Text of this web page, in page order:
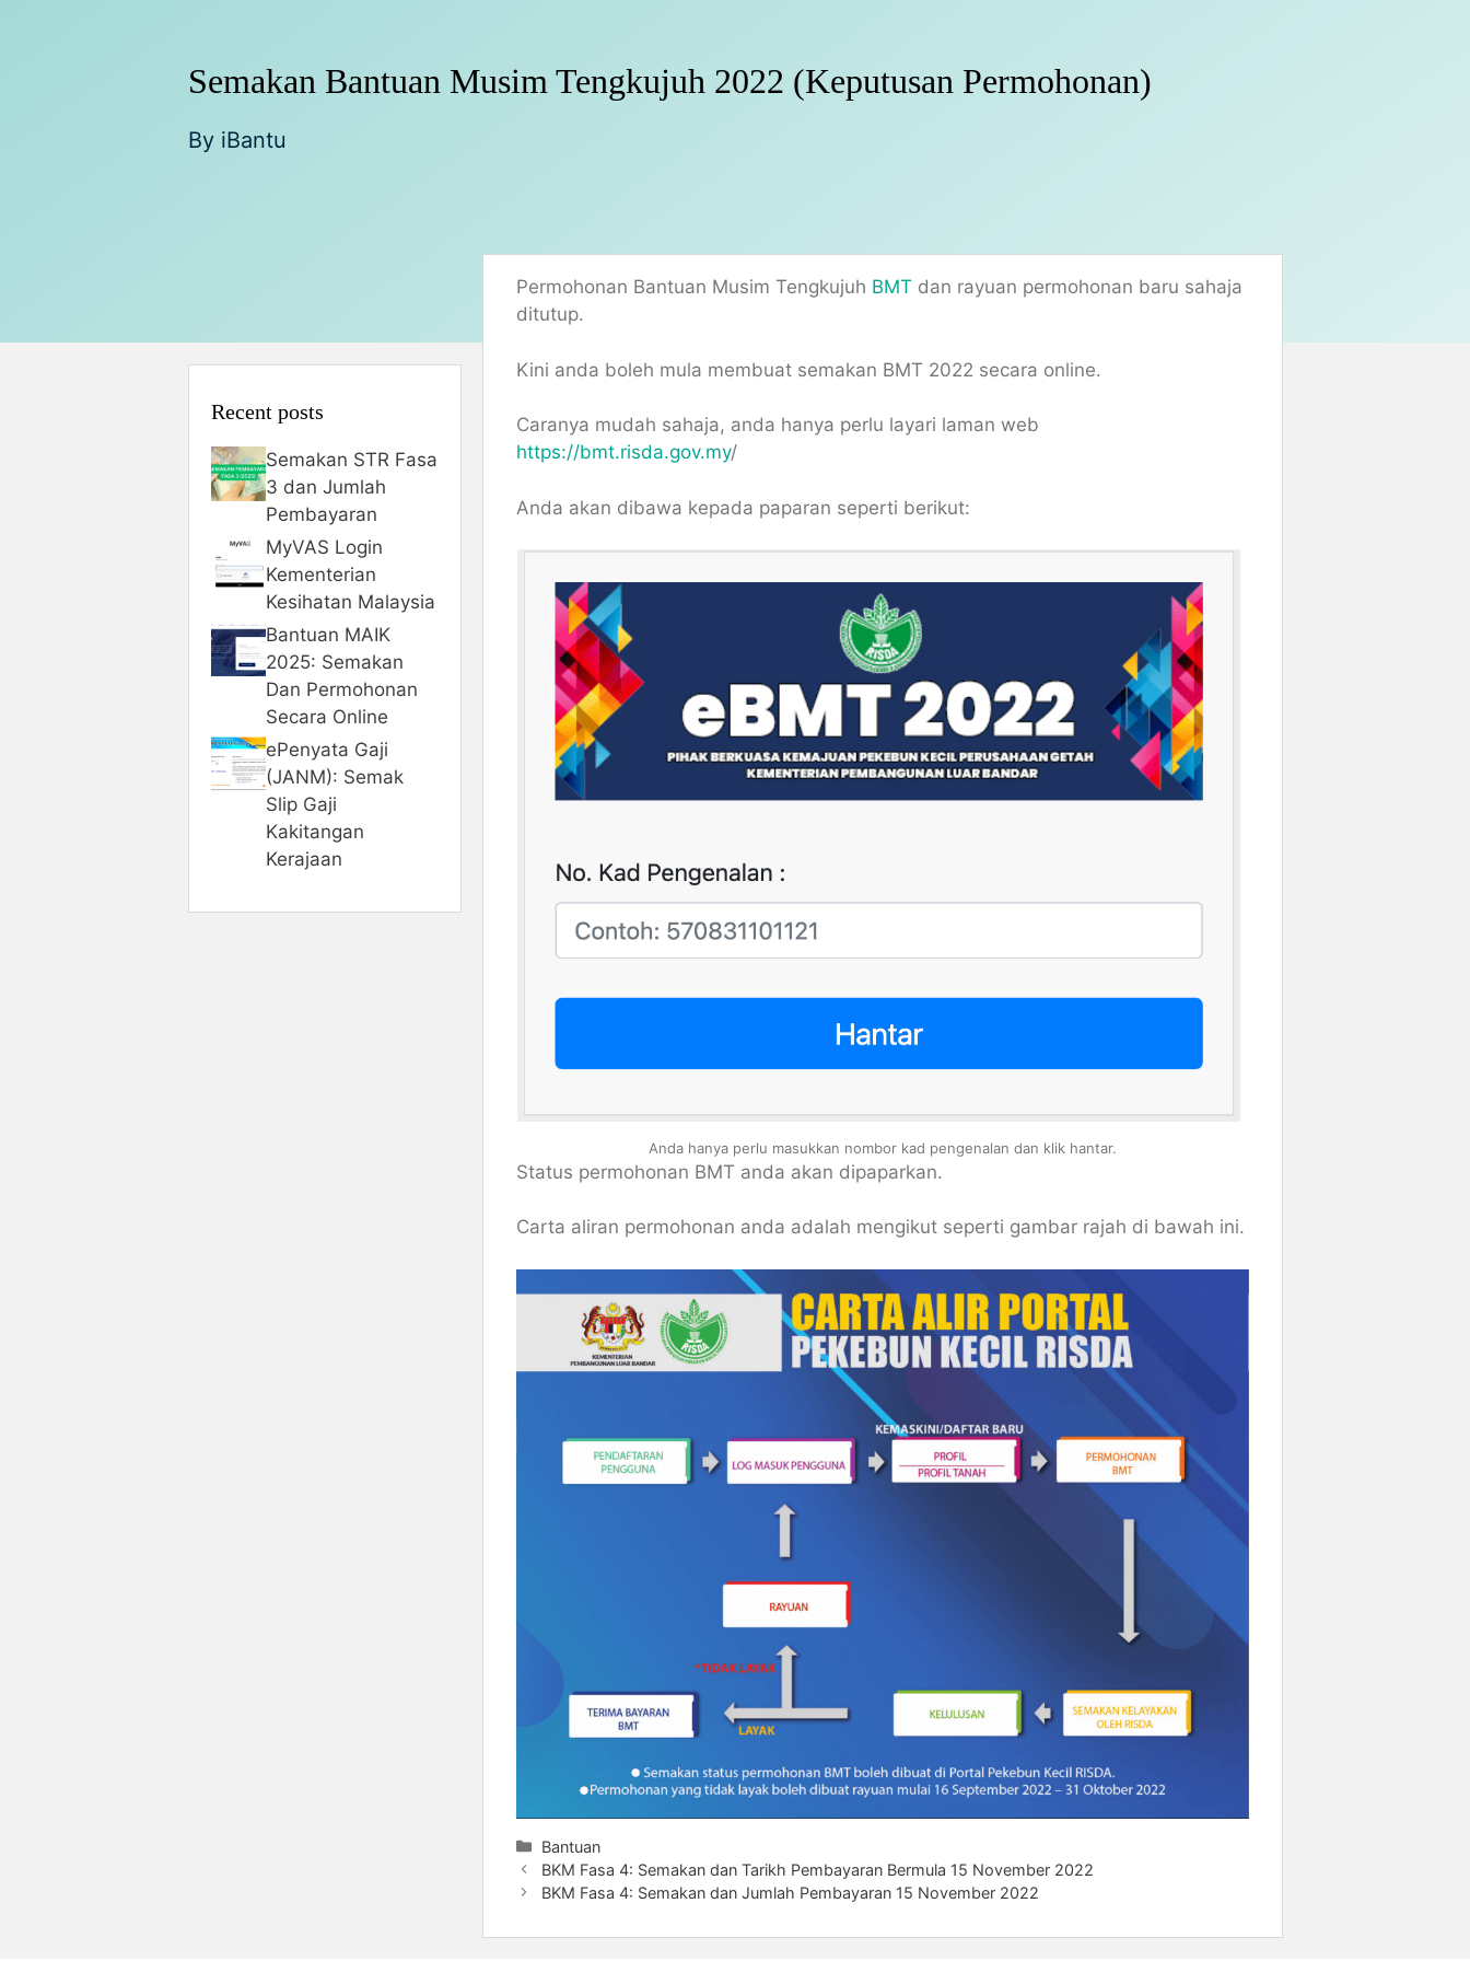
Semakan Bantuan Musim Tengkujuh 2022 (Keputusan Permohonan)
By iBantu
Permohonan Bantuan Musim Tengkujuh BMT dan rayuan permohonan baru sahaja
ditutup.
Kini anda boleh mula membuat semakan BMT 2022 secara online.
Caranya mudah sahaja, anda hanya perlu layari laman web
https://bmt.risda.gov.my/
Anda akan dibawa kepada paparan seperti berikut:
Anda hanya perlu masukkan nombor kad pengenalan dan klik hantar.
Status permohonan BMT anda akan dipaparkan.
Carta aliran permohonan anda adalah mengikut seperti gambar rajah di bawah ini.
Categories
Bantuan
BKM Fasa 4: Semakan dan Tarikh Pembayaran Bermula 15 November 2022
BKM Fasa 4: Semakan dan Jumlah Pembayaran 15 November 2022
Recent posts
Semakan STR Fasa
3 dan Jumlah
Pembayaran
MyVAS Login
Kementerian
Kesihatan Malaysia
Bantuan MAIK
2025: Semakan
Dan Permohonan
Secara Online
ePenyata Gaji
(JANM): Semak
Slip Gaji
Kakitangan
Kerajaan